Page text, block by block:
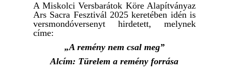
A Miskolci Versbarátok Köre Alapítványaz
Ars Sacra Fesztivál 2025 keretében idén is
versmondóversenyt hirdetett, melynek
címe:
„A remény nem csal meg”
Alcím: Türelem a remény forrása